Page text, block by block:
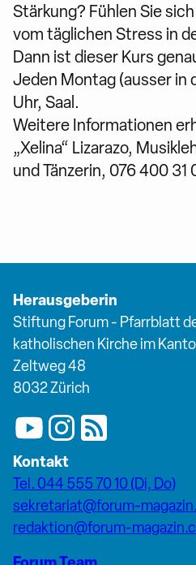
Stärkung? Fühlen Sie
vom täglichen Stress in
Dann ist dieser Kurs
Jeden Montag (ausser in
Uhr, Saal.
Weitere Informationen
„Xelina“ Lizarazo,
und Tänzerin, 076 400 31
Herausgeberin
Stiftung Forum - Pfarrblatt
katholischen Kirche im
Zeltweg 48
8032 Zürich
Kontakt
Tel. 044 555 70 10 (Di, Do)
sekretariat@forum-
redaktion@forum-